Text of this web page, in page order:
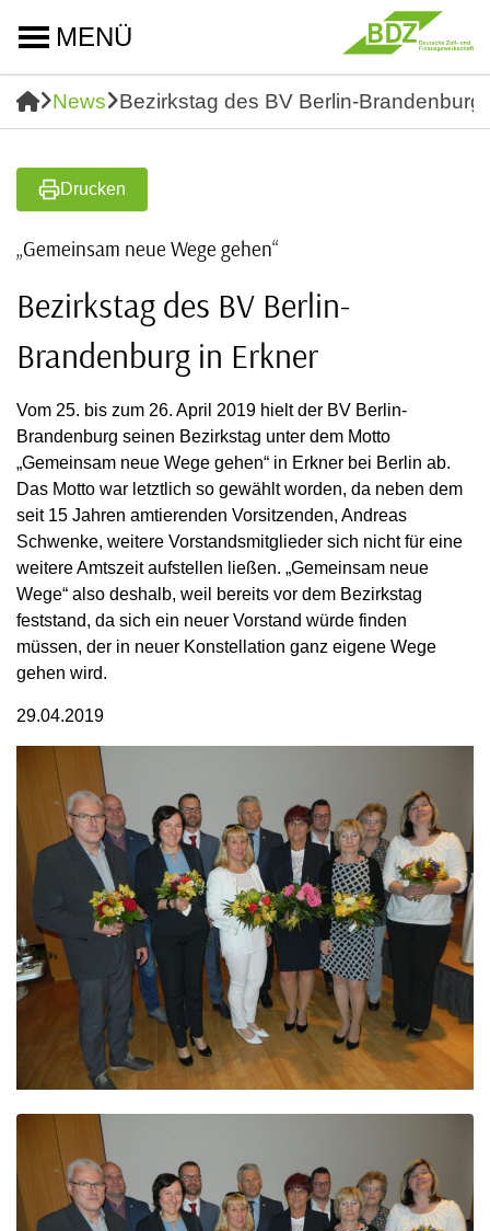
MENÜ
News Bezirkstag des BV Berlin-Brandenburg
Drucken
„Gemeinsam neue Wege gehen“
Bezirkstag des BV Berlin-
Brandenburg in Erkner
Vom 25. bis zum 26. April 2019 hielt der BV Berlin-
Brandenburg seinen Bezirkstag unter dem Motto
„Gemeinsam neue Wege gehen“ in Erkner bei Berlin ab.
Das Motto war letztlich so gewählt worden, da neben dem
seit 15 Jahren amtierenden Vorsitzenden, Andreas
Schwenke, weitere Vorstandsmitglieder sich nicht für eine
weitere Amtszeit aufstellen ließen. „Gemeinsam neue
Wege“ also deshalb, weil bereits vor dem Bezirkstag
feststand, da sich ein neuer Vorstand würde finden
müssen, der in neuer Konstellation ganz eigene Wege
gehen wird.
29.04.2019